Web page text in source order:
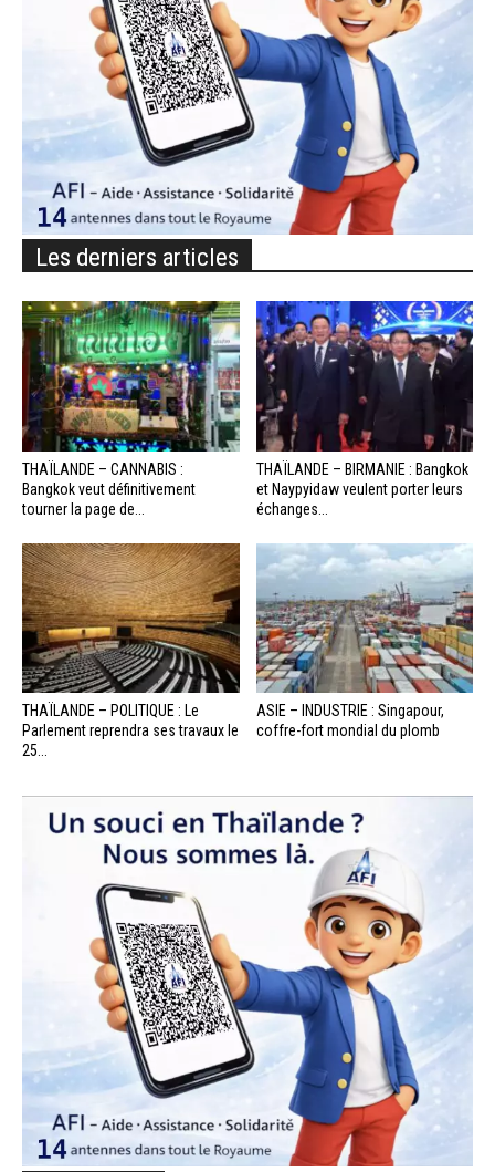
Les derniers articles
THAÏLANDE – CANNABIS :
Bangkok veut définitivement
tourner la page de...
THAÏLANDE – BIRMANIE : Bangkok
et Naypyidaw veulent porter leurs
échanges...
THAÏLANDE – POLITIQUE : Le
Parlement reprendra ses travaux le
25...
ASIE – INDUSTRIE : Singapour,
coffre-fort mondial du plomb